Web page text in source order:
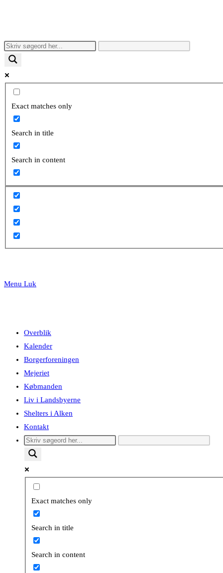
search
Exact matches only
Search in title
Search in content
Menu Luk
Overblik
Kalender
Borgerforeningen
Mejeriet
Købmanden
Liv i Landsbyerne
Shelters i Alken
Kontakt
Exact matches only
Search in title
Search in content